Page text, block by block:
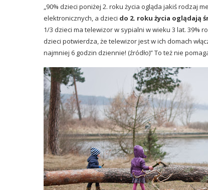
„90% dzieci poniżej 2. roku życia ogląda jakiś rodzaj
elektronicznych, a dzieci do 2. roku życia oglądają
1/3 dzieci ma telewizor w sypialni w wieku 3 lat. 39%
dzieci potwierdza, że telewizor jest w ich domach
najmniej 6 godzin dziennie! (źródło)” To też nie